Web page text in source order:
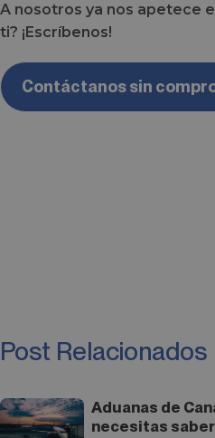
A nosotros ya nos apetece
ti? ¡Escríbenos!
Contáctanos sin
Post Relacionados
Aduanas de
necesitas